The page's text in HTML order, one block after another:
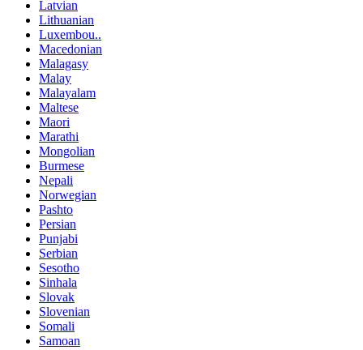
Latvian
Lithuanian
Luxembou..
Macedonian
Malagasy
Malay
Malayalam
Maltese
Maori
Marathi
Mongolian
Burmese
Nepali
Norwegian
Pashto
Persian
Punjabi
Serbian
Sesotho
Sinhala
Slovak
Slovenian
Somali
Samoan